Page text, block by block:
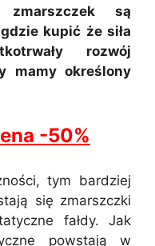
są
kupić że siła
rozwój
mamy określony
-50%
tym bardziej
się zmarszczki
fałdy. Jak
powstają w